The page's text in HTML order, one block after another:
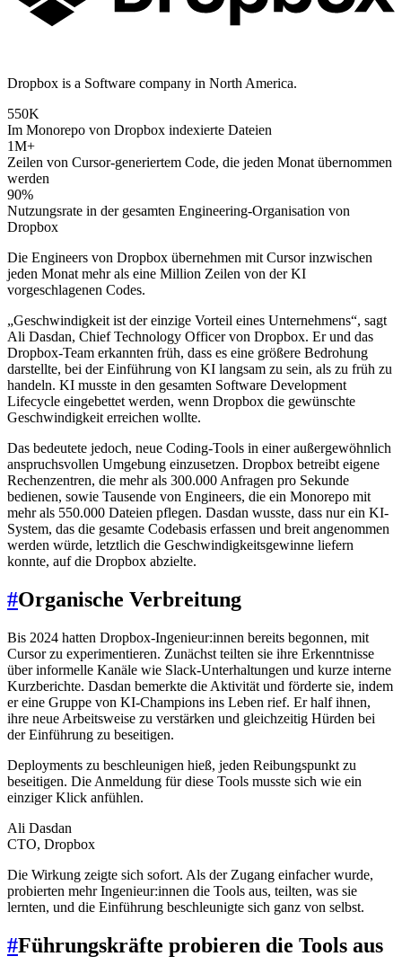
Dropbox is a Software company in North America.
550K
Im Monorepo von Dropbox indexierte Dateien
1M+
Zeilen von Cursor-generiertem Code, die jeden Monat übernommen
werden
90%
Nutzungsrate in der gesamten Engineering-Organisation von
Dropbox
Die Engineers von Dropbox übernehmen mit Cursor inzwischen
jeden Monat mehr als eine Million Zeilen von der KI
vorgeschlagenen Codes.
„Geschwindigkeit ist der einzige Vorteil eines Unternehmens“, sagt
Ali Dasdan, Chief Technology Officer von Dropbox. Er und das
Dropbox-Team erkannten früh, dass es eine größere Bedrohung
darstellte, bei der Einführung von KI langsam zu sein, als zu früh zu
handeln. KI musste in den gesamten Software Development
Lifecycle eingebettet werden, wenn Dropbox die gewünschte
Geschwindigkeit erreichen wollte.
Das bedeutete jedoch, neue Coding-Tools in einer außergewöhnlich
anspruchsvollen Umgebung einzusetzen. Dropbox betreibt eigene
Rechenzentren, die mehr als 300.000 Anfragen pro Sekunde
bedienen, sowie Tausende von Engineers, die ein Monorepo mit
mehr als 550.000 Dateien pflegen. Dasdan wusste, dass nur ein KI-
System, das die gesamte Codebasis erfassen und breit angenommen
werden würde, letztlich die Geschwindigkeitsgewinne liefern
konnte, auf die Dropbox abzielte.
#Organische Verbreitung
Bis 2024 hatten Dropbox-Ingenieur:innen bereits begonnen, mit
Cursor zu experimentieren. Zunächst teilten sie ihre Erkenntnisse
über informelle Kanäle wie Slack-Unterhaltungen und kurze interne
Kurzberichte. Dasdan bemerkte die Aktivität und förderte sie, indem
er eine Gruppe von KI-Champions ins Leben rief. Er half ihnen,
ihre neue Arbeitsweise zu verstärken und gleichzeitig Hürden bei
der Einführung zu beseitigen.
Deployments zu beschleunigen hieß, jeden Reibungspunkt zu
beseitigen. Die Anmeldung für diese Tools musste sich wie ein
einziger Klick anfühlen.
Ali Dasdan
CTO, Dropbox
Die Wirkung zeigte sich sofort. Als der Zugang einfacher wurde,
probierten mehr Ingenieur:innen die Tools aus, teilten, was sie
lernten, und die Einführung beschleunigte sich ganz von selbst.
#Führungskräfte probieren die Tools aus